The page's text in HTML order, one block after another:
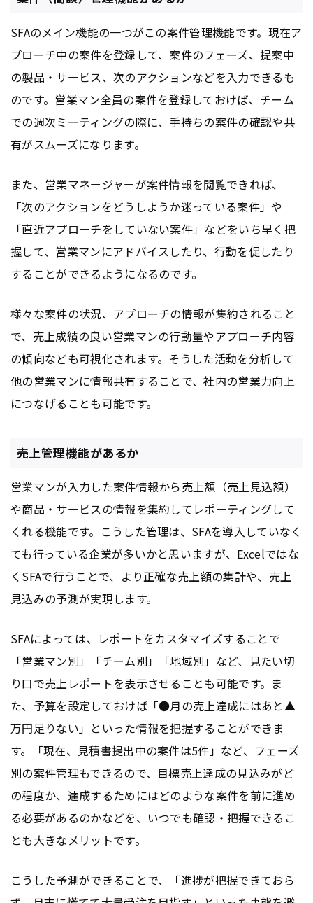
SFAのメイン機能の一つがこの案件管理機能です。現在ア
プローチ中の案件を登録して、案件のフェーズ、提案中
の製品・サービス、次のアクションなどを入力できるも
のです。営業マン全員の案件を登録しておけば、チーム
での週次ミーティングの際に、手持ちの案件の確認や共
有がスムーズになります。
また、営業マネージャーが案件情報を閲覧できれば、
「次のアクションをどうしようか迷っている案件」や
「直近アプローチをしていない案件」などをいち早く把
握して、営業マンにアドバイスしたり、行動を促したり
することができるようになるのです。
様々な案件の状況、アプローチの情報が集約されること
で、売上成績の良い営業マンの行動量やアプローチ内容
の傾向なども可視化されます。そうした活動を分析して
他の営業マンに情報共有することで、社内の営業力向上
につなげることも可能です。
売上管理機能があるか
営業マンが入力した案件情報から売上額（売上見込額）
や商品・サービスの情報を集約してレポーティングして
くれる機能です。こうした管理は、SFAを導入していなく
ても行っている企業が多いかと思いますが、Excelではな
くSFAで行うことで、より正確な売上額の集計や、売上
見込みの予測が実現します。
SFAによっては、レポートをカスタマイズすることで
「営業マン別」「チーム別」「地域別」など、見たい切
り口で売上レポートを表示させることも可能です。ま
た、予算を設定しておけば「●月の売上達成にはあと▲
万円足りない」といった情報を把握することができま
す。「現在、見積書提出中の案件は5件」など、フェーズ
別の案件管理もできるので、目標売上達成の見込みがど
の程度か、達成するためにはどのような案件を前に進め
る必要があるのかなどを、いつでも確認・把握できるこ
とも大きなメリットです。
こうした予測ができることで、「進捗が把握できておら